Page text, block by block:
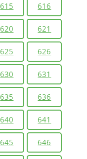
615 616
620 621
625 626
630 631
635 636
640 641
645 646